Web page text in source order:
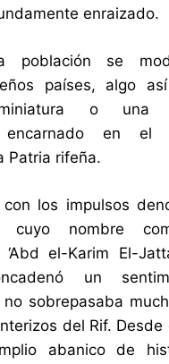
enraizado.
población se
países, algo
o una
encarnado en el
Patria rifeña.
con los impulsos
nombre
el-Karim El-
un
sobrepasaba
del Rif. Desde
abanico de